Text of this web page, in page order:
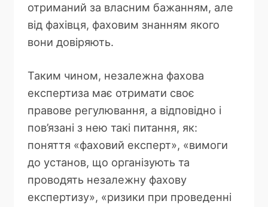
отриманий за власним бажанням, але
від фахівця, фаховим знанням якого
вони довіряють.
Таким чином, незалежна фахова
експертиза має отримати своє
правове регулювання, а відповідно і
пов’язані з нею такі питання, як:
поняття «фаховий експерт», «вимоги
до установ, що організують та
проводять незалежну фахову
експертизу», «ризики при проведенні